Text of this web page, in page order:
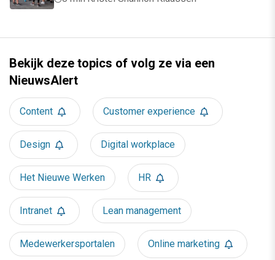
Bekijk deze topics of volg ze via een
NieuwsAlert
Content Customer experience
Design Digital workplace
Het Nieuwe Werken HR
Intranet Lean management
Medewerkersportalen Online marketing